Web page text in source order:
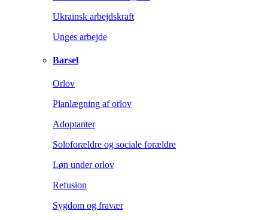
Ukrainsk arbejdskraft
Unges arbejde
Barsel
Orlov
Planlægning af orlov
Adoptanter
Soloforældre og sociale forældre
Løn under orlov
Refusion
Sygdom og fravær